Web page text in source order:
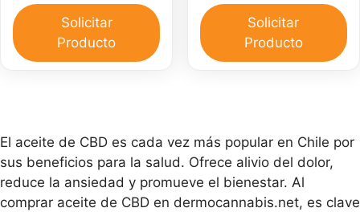
$50,000.$45,000.
CBD
30
30
gr
cantidad
Solicitar
Producto
$25,000.$15,000.
Solicitar
Producto
El aceite de CBD es cada vez más popular en Chile por
sus beneficios para la salud. Ofrece alivio del dolor,
reduce la ansiedad y promueve el bienestar. Al
comprar aceite de CBD en dermocannabis.net, es clave